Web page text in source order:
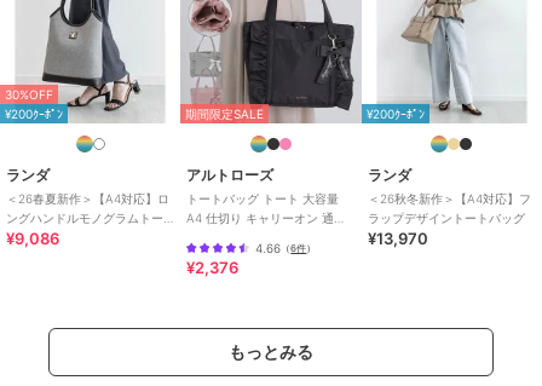
30%OFF
¥200ｸｰﾎﾟﾝ
ランダ
＜26春夏新作＞【A4対応】ロ
ングハンドルモノグラムトー
トバッグ
¥9,086
期間限定SALE
アルトローズ
トートバッグ トート 大容量
A4 仕切り キャリーオン 通学
4.66 （6件）
¥2,376
¥200ｸｰﾎﾟﾝ
ランダ
＜26秋冬新作＞【A4対応】フ
ラップデザイントートバッグ
¥13,970
もっとみる